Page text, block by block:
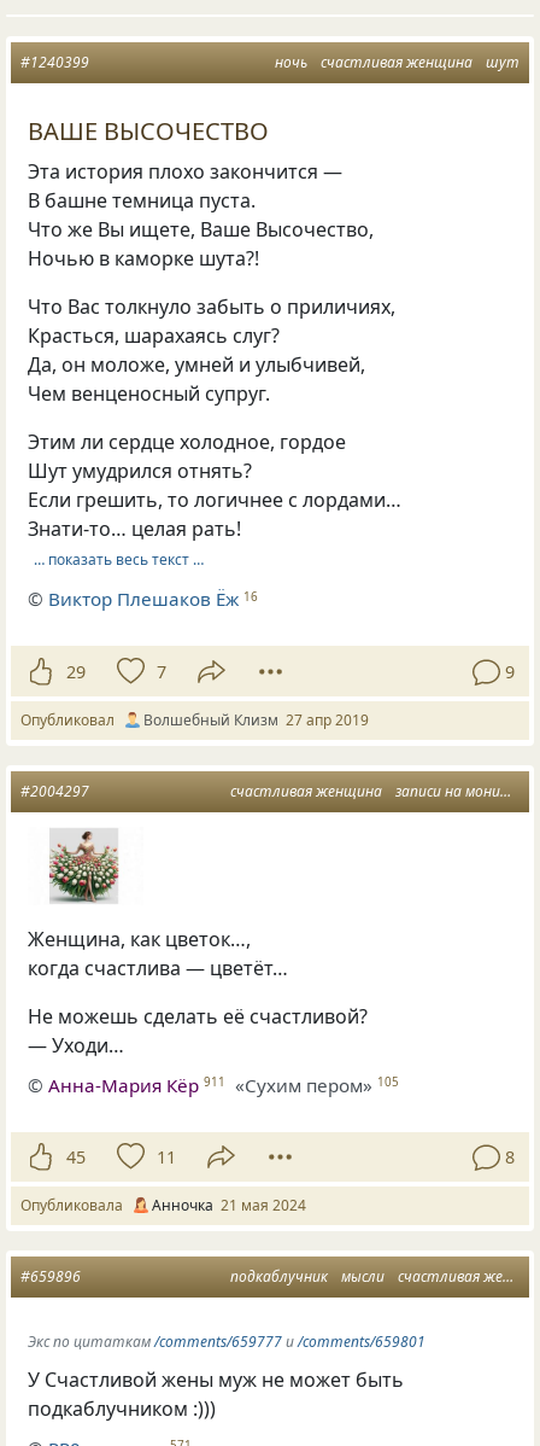
ночь счастливая женщина шут
#1240399
ВАШЕ ВЫСОЧЕСТВО
Эта история плохо закончится —
В башне темница пуста.
Что же Вы ищете, Ваше Высочество,
Ночью в каморке шута?!
Что Вас толкнуло забыть о приличиях,
Красться, шарахаясь слуг?
Да, он моложе, умней и улыбчивей,
Чем венценосный супруг.
Этим ли сердце холодное, гордое
Шут умудрился отнять?
Если грешить, то логичнее с лордами…
Знати-то… целая рать!
… показать весь текст …
© Виктор Плешаков Ёж 16
29 7 9
Опубликовал Волшебный Клизм 27 апр 2019
счастливая женщина записи на мониторе
#2004297
Женщина, как цветок…,
когда счастлива — цветёт…
Не можешь сделать её счастливой?
— Уходи…
©Анна-Мария Кёр 911 «Сухим пером» 105
45 11 8
Опубликовала Анночка 21 мая 2024
подкаблучник мысли счастливая женщина
#659896
Экс по цитаткам/comments/659777и/comments/659801
У Счастливой жены муж не может быть
подкаблучником :)))